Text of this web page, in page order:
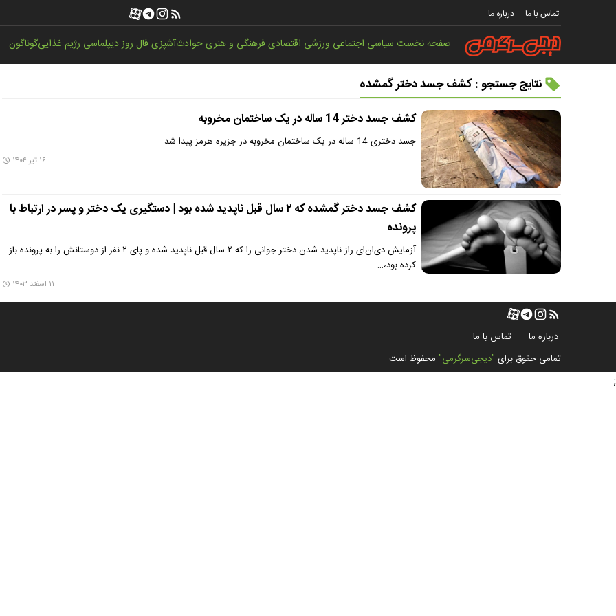
تماس با ما درباره ما
صفحه نخستسیاسی اجتماعی ورزشی اقتصادیفرهنگی و هنریحوادثآشپزیفال روزدیپلماسی رژیم غذاییگوناگون
نتایج جستجو : کشف جسد دختر گمشده
کشف جسد دختر 14 ساله در یک ساختمان مخروبه
جسد دختری 14 ساله در یک ساختمان مخروبه در جزیره هرمز پیدا شد.
۱۶ تیر ۱۴۰۴
کشف جسد دختر گمشده که ۲ سال قبل ناپدید شده بود | دستگیری یک دختر و پسر در ارتباط با
پرونده
آزمایش دی‌ان‌ای راز ناپدید شدن دختر جوانی را که ۲ سال قبل ناپدید شده و پای ۲ نفر از دوستانش را به پرونده باز
کرده بود،…
۱۱ اسفند ۱۴۰۳
درباره ما
تماس با ما
تمامی حقوق برای "دیجی‌سرگرمی" محفوظ است
;